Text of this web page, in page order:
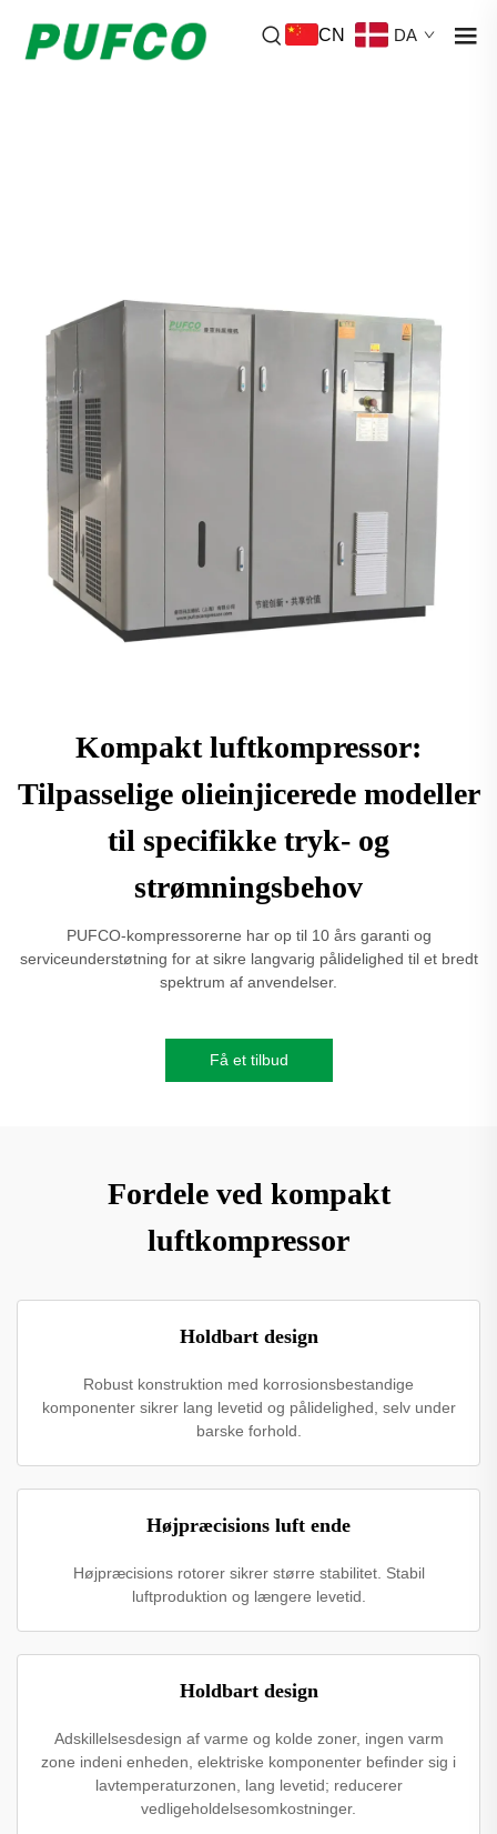
CN DA
Kompakt luftkompressor:
Tilpasselige olieinjicerede modeller
til specifikke tryk- og
strømningsbehov
PUFCO-kompressorerne har op til 10 års garanti og
serviceunderstøtning for at sikre langvarig pålidelighed til et bredt
spektrum af anvendelser.
Få et tilbud
Fordele ved kompakt
luftkompressor
Holdbart design
Robust konstruktion med korrosionsbestandige
komponenter sikrer lang levetid og pålidelighed, selv under
barske forhold.
Højpræcisions luft ende
Højpræcisions rotorer sikrer større stabilitet. Stabil
luftproduktion og længere levetid.
Holdbart design
Adskillelsesdesign af varme og kolde zoner, ingen varm
zone indeni enheden, elektriske komponenter befinder sig i
lavtemperaturzonen, lang levetid; reducerer
vedligeholdelsesomkostninger.